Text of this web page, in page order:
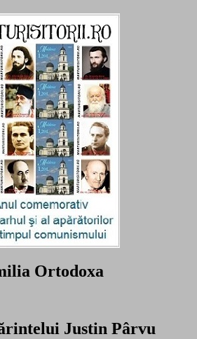
Ortodoxa
Justin Pârvu